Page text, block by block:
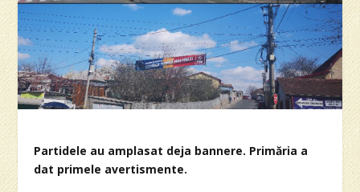
Partidele au amplasat deja bannere. Primăria a
dat primele avertismente.